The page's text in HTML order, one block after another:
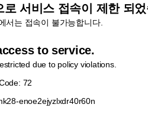
서비스 접속이 제한 되
서는 접속이 불가능합니다.
to service.
due to policy violations.
72
enoe2ejyzlxdr40r60n